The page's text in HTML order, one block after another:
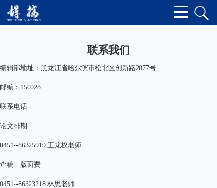
联系我们
编辑部地址：黑龙江省哈尔滨市松北区创新路2077号
邮编： 150028
联系电话
论文排期
0451--86325919 王龙权老师
查稿、版面费
0451--86323218 林思老师